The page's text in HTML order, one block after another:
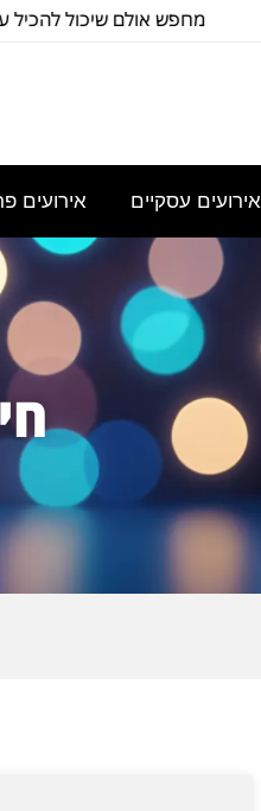
מחפש אולם שיכול להכיל עד
אירועים עסקיים אירועים